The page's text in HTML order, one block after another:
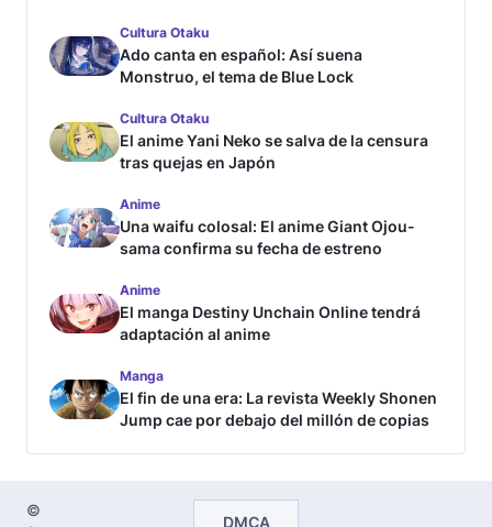
Cultura Otaku
Ado canta en español: Así suena
Monstruo, el tema de Blue Lock
Cultura Otaku
El anime Yani Neko se salva de la censura
tras quejas en Japón
Anime
Una waifu colosal: El anime Giant Ojou-
sama confirma su fecha de estreno
Anime
El manga Destiny Unchain Online tendrá
adaptación al anime
Manga
El fin de una era: La revista Weekly Shonen
Jump cae por debajo del millón de copias
©
DMCA